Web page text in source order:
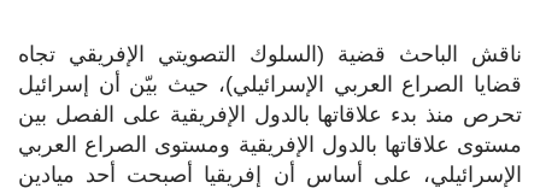
ناقش الباحث قضية (السلوك التصويتي الإفريقي تجاه
قضايا الصراع العربي الإسرائيلي)، حيث بيّن أن إسرائيل
تحرص منذ بدء علاقاتها بالدول الإفريقية على الفصل بين
مستوى علاقاتها بالدول الإفريقية ومستوى الصراع العربي
الإسرائيلي، على أساس أن إفريقيا أصبحت أحد ميادين